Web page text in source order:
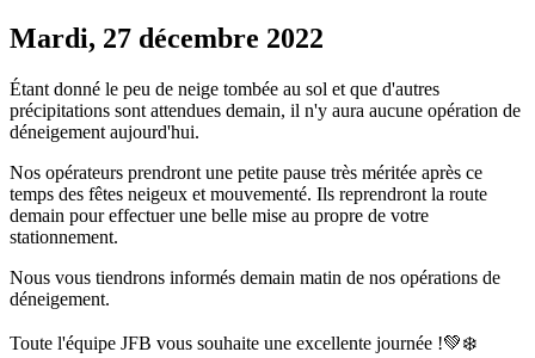
Mardi, 27 décembre 2022
Étant donné le peu de neige tombée au sol et que d'autres
précipitations sont attendues demain, il n'y aura aucune opération de
déneigement aujourd'hui.
Nos opérateurs prendront une petite pause très méritée après ce
temps des fêtes neigeux et mouvementé. Ils reprendront la route
demain pour effectuer une belle mise au propre de votre
stationnement.
Nous vous tiendrons informés demain matin de nos opérations de
déneigement.
Toute l'équipe JFB vous souhaite une excellente journée !💚❄️